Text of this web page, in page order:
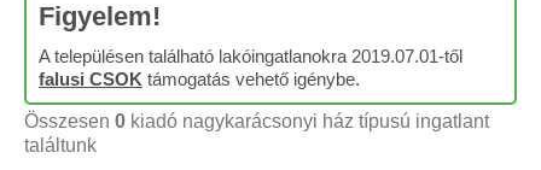
Figyelem!
A településen található lakóingatlanokra 2019.07.01-től
falusi CSOK támogatás vehető igénybe.
Összesen 0 kiadó nagykarácsonyi ház típusú ingatlant
találtunk